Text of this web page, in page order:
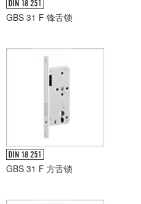
GBS 31 F 锋舌锁
GBS 31 F 方舌锁